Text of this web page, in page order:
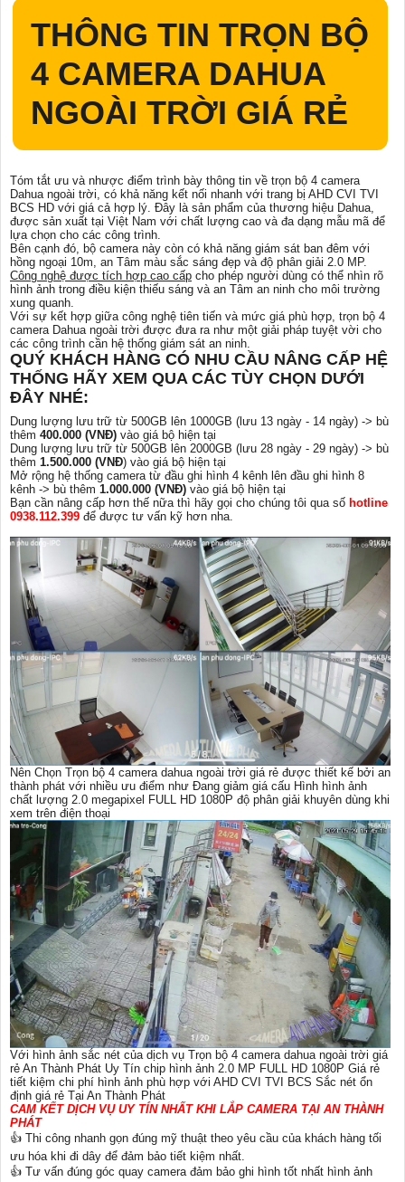
THÔNG TIN TRỌN BỘ
4 CAMERA DAHUA
NGOÀI TRỜI GIÁ RẺ
Tóm tắt ưu và nhược điểm trình bày thông tin về trọn bộ 4 camera
Dahua ngoài trời, có khả năng kết nối nhanh với trang bị AHD CVI TVI
BCS HD với giá cả hợp lý. Đây là sản phẩm của thương hiệu Dahua,
được sản xuất tại Việt Nam với chất lượng cao và đa dạng mẫu mã để
lựa chọn cho các công trình.
Bên cạnh đó, bộ camera này còn có khả năng giám sát ban đêm với
hồng ngoại 10m, an Tâm màu sắc sáng đẹp và độ phân giải 2.0 MP.
Công nghệ được tích hợp cao cấp cho phép người dùng có thể nhìn rõ
hình ảnh trong điều kiện thiếu sáng và an Tâm an ninh cho môi trường
xung quanh.
Với sự kết hợp giữa công nghệ tiên tiến và mức giá phù hợp, trọn bộ 4
camera Dahua ngoài trời được đưa ra như một giải pháp tuyệt vời cho
các công trình cần hệ thống giám sát an ninh.
QUÝ KHÁCH HÀNG CÓ NHU CẦU NÂNG CẤP HỆ
THỐNG HÃY XEM QUA CÁC TÙY CHỌN DƯỚI
ĐÂY NHÉ:
Dung lượng lưu trữ từ 500GB lên 1000GB (lưu 13 ngày - 14 ngày) -> bù
thêm 400.000 (VNĐ) vào giá bộ hiện tại
Dung lượng lưu trữ từ 500GB lên 2000GB (lưu 28 ngày - 29 ngày) -> bù
thêm 1.500.000 (VNĐ) vào giá bộ hiện tại
Mở rộng hệ thống camera từ đầu ghi hình 4 kênh lên đầu ghi hình 8
kênh -> bù thêm 1.000.000 (VNĐ) vào giá bộ hiện tại
Bạn cần nâng cấp hơn thế nữa thì hãy gọi cho chúng tôi qua số hotline
0938.112.399 để được tư vấn kỹ hơn nha.
Nên Chọn Trọn bộ 4 camera dahua ngoài trời giá rẻ được thiết kế bởi an
thành phát với nhiều ưu điểm như Đang giảm giá cấu Hình hình ảnh
chất lượng 2.0 megapixel FULL HD 1080P độ phân giải khuyên dùng khi
xem trên điện thoại
Với hình ảnh sắc nét của dịch vụ Trọn bộ 4 camera dahua ngoài trời giá
rẻ An Thành Phát Uy Tín chip hình ảnh 2.0 MP FULL HD 1080P Giá rẻ
tiết kiệm chi phí hình ảnh phù hợp với AHD CVI TVI BCS Sắc nét ổn
định giá rẻ Tại An Thành Phát
CAM KẾT DỊCH VỤ UY TÍN NHẤT KHI LẮP CAMERA TẠI AN THÀNH
PHÁT
👍 Thi công nhanh gọn đúng mỹ thuật theo yêu cầu của khách hàng tối
ưu hóa khi đi dây để đảm bảo tiết kiệm nhất.
👍 Tư vấn đúng góc quay camera đảm bảo ghi hình tốt nhất hình ảnh